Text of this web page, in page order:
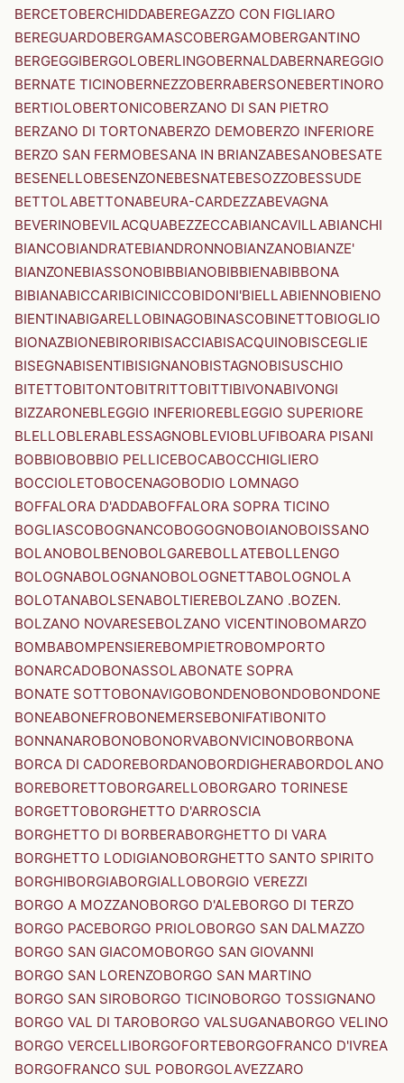
BERCETOBERCHIDDABEREGAZZO CON FIGLIARO
BEREGUARDOBERGAMASCOBERGAMOBERGANTINO
BERGEGGIBERGOLOBERLINGOBERNALDABERNAREGGIO
BERNATE TICINOBERNEZZOBERRABERSONEBERTINORO
BERTIOLOBERTONICOBERZANO DI SAN PIETRO
BERZANO DI TORTONABERZO DEMOBERZO INFERIORE
BERZO SAN FERMOBESANA IN BRIANZABESANOBESATE
BESENELLOBESENZONEBESNATEBESOZZOBESSUDE
BETTOLABETTONABEURA-CARDEZZABEVAGNA
BEVERINOBEVILACQUABEZZECCABIANCAVILLABIANCHI
BIANCOBIANDRATEBIANDRONNOBIANZANOBIANZE'
BIANZONEBIASSONOBIBBIANOBIBBIENABIBBONA
BIBIANABICCARIBICINICCOBIDONI'BIELLABIENNOBIENO
BIENTINABIGARELLOBINAGOBINASCOBINETTOBIOGLIO
BIONAZBIONEBIRORIBISACCIABISACQUINOBISCEGLIE
BISEGNABISENTIBISIGNANOBISTAGNOBISUSCHIO
BITETTOBITONTOBITRITTOBITTIBIVONABIVONGI
BIZZARONEBLEGGIO INFERIOREBLEGGIO SUPERIORE
BLELLOBLERABLESSAGNOBLEVIOBLUFIBOARA PISANI
BOBBIOBOBBIO PELLICEBOCABOCCHIGLIERO
BOCCIOLETOBOCENAGOBODIO LOMNAGO
BOFFALORA D'ADDABOFFALORA SOPRA TICINO
BOGLIASCOBOGNANCOBOGOGNOBOIANOBOISSANO
BOLANOBOLBENOBOLGAREBOLLATEBOLLENGO
BOLOGNABOLOGNANOBOLOGNETTABOLOGNOLA
BOLOTANABOLSENABOLTIEREBOLZANO .BOZEN.
BOLZANO NOVARESEBOLZANO VICENTINOBOMARZO
BOMBABOMPENSIEREBOMPIETROBOMPORTO
BONARCADOBONASSOLABONATE SOPRA
BONATE SOTTOBONAVIGOBONDENOBONDOBONDONE
BONEABONEFROBONEMERSEBONIFATIBONITO
BONNANAROBONOBONORVABONVICINOBORBONA
BORCA DI CADOREBORDANOBORDIGHERABORDOLANO
BOREBORETTOBORGARELLOBORGARO TORINESE
BORGETTOBORGHETTO D'ARROSCIA
BORGHETTO DI BORBERABORGHETTO DI VARA
BORGHETTO LODIGIANOBORGHETTO SANTO SPIRITO
BORGHIBORGIABORGIALLOBORGIO VEREZZI
BORGO A MOZZANOBORGO D'ALEBORGO DI TERZO
BORGO PACEBORGO PRIOLOBORGO SAN DALMAZZO
BORGO SAN GIACOMOBORGO SAN GIOVANNI
BORGO SAN LORENZOBORGO SAN MARTINO
BORGO SAN SIROBORGO TICINOBORGO TOSSIGNANO
BORGO VAL DI TAROBORGO VALSUGANABORGO VELINO
BORGO VERCELLIBORGOFORTEBORGOFRANCO D'IVREA
BORGOFRANCO SUL POBORGOLAVEZZARO